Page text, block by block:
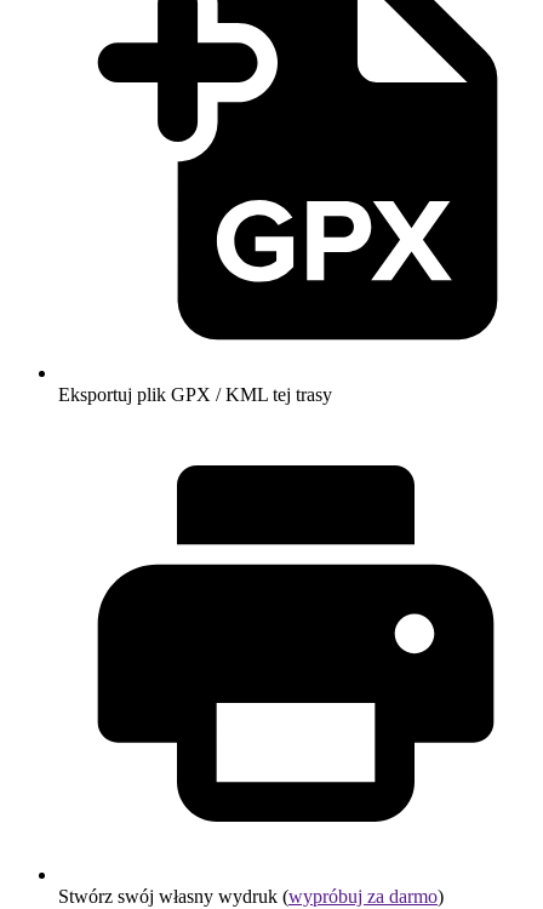
Eksportuj plik GPX / KML tej trasy
Stwórz swój własny wydruk (wypróbuj za darmo)